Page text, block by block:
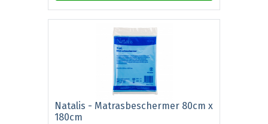
Natalis - Matrasbeschermer 80cm x
180cm